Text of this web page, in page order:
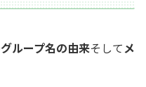
ループ名の由来そしてメ